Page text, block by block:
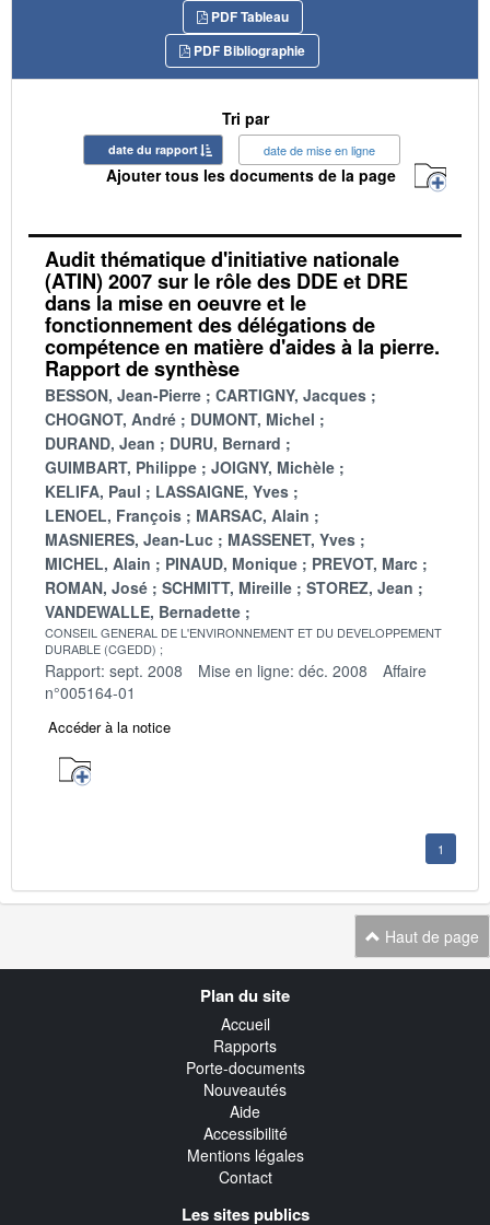
PDF Tableau
PDF Bibliographie
Tri par
date du rapport date de mise en ligne
Ajouter tous les documents de la page
Audit thématique d'initiative nationale
(ATIN) 2007 sur le rôle des DDE et DRE
dans la mise en oeuvre et le
fonctionnement des délégations de
compétence en matière d'aides à la pierre.
Rapport de synthèse
BESSON, Jean-Pierre
CARTIGNY, Jacques
CHOGNOT, André
DUMONT, Michel
DURAND, Jean
DURU, Bernard
GUIMBART, Philippe
JOIGNY, Michèle
KELIFA, Paul
LASSAIGNE, Yves
LENOEL, François
MARSAC, Alain
MASNIERES, Jean-Luc
MASSENET, Yves
MICHEL, Alain
PINAUD, Monique
PREVOT, Marc
ROMAN, José
SCHMITT, Mireille
STOREZ, Jean
VANDEWALLE, Bernadette
CONSEIL GENERAL DE L'ENVIRONNEMENT ET DU DEVELOPPEMENT
DURABLE (CGEDD)
Rapport: sept. 2008 Mise en ligne: déc. 2008
Affaire
n°005164-01
Accéder à la notice
1
Haut de page
Plan du site
Accueil
Rapports
Porte-documents
Nouveautés
Aide
Accessibilité
Mentions légales
Contact
Les sites publics